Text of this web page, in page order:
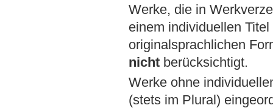
Werke, die in
einem individuellen
originalsprachlichen
nichtberücksichtigt.
Werke ohne
(stets im Plural)